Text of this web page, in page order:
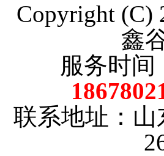
Copyright
鑫
服务时间
联系地址：